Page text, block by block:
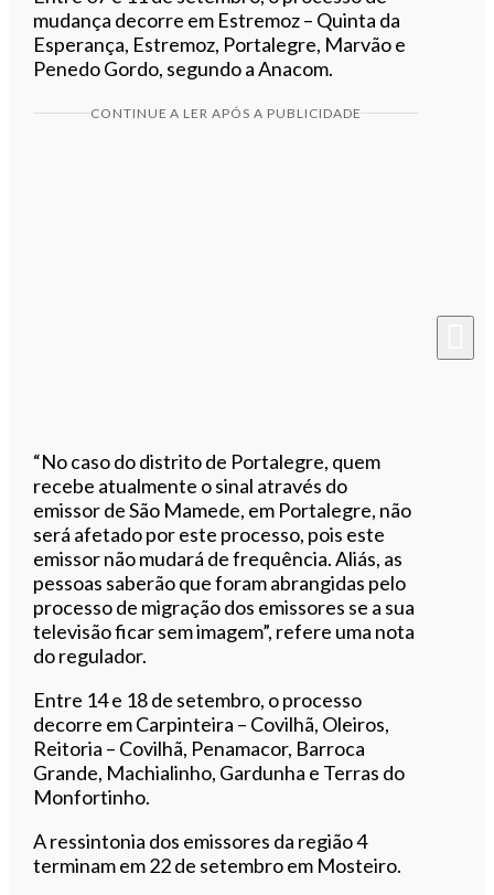
mudança decorre em Estremoz – Quinta da
Esperança, Estremoz, Portalegre, Marvão e
Penedo Gordo, segundo a Anacom.
CONTINUE A LER APÓS A PUBLICIDADE
“No caso do distrito de Portalegre, quem
recebe atualmente o sinal através do
emissor de São Mamede, em Portalegre, não
será afetado por este processo, pois este
emissor não mudará de frequência. Aliás, as
pessoas saberão que foram abrangidas pelo
processo de migração dos emissores se a sua
televisão ficar sem imagem”, refere uma nota
do regulador.
Entre 14 e 18 de setembro, o processo
decorre em Carpinteira – Covilhã, Oleiros,
Reitoria – Covilhã, Penamacor, Barroca
Grande, Machialinho, Gardunha e Terras do
Monfortinho.
A ressintonia dos emissores da região 4
terminam em 22 de setembro em Mosteiro.